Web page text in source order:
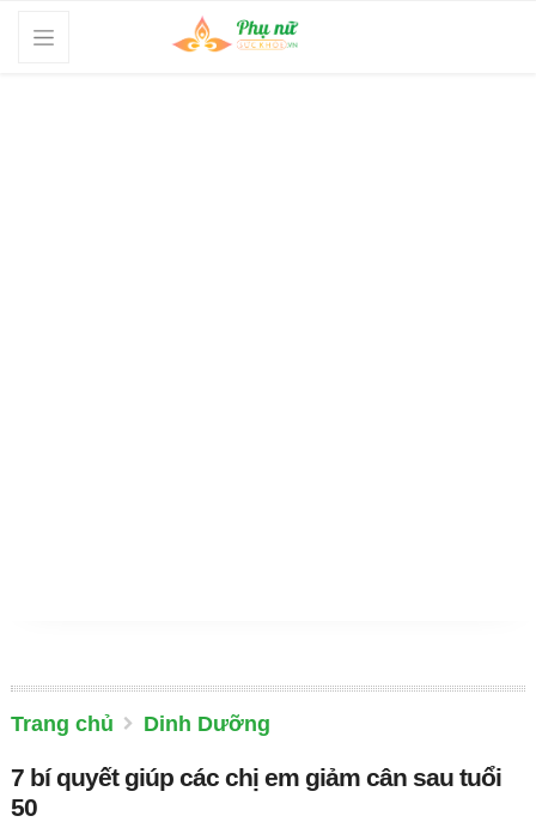
Trang chủ Dinh Dưỡng
7 bí quyết giúp các chị em giảm cân sau tuổi
50